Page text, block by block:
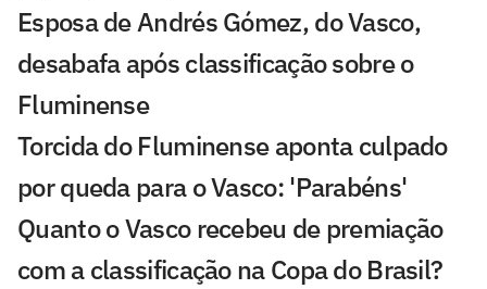
Esposa de Andrés Gómez, do Vasco,
desabafa após classificação sobre o
Fluminense
Torcida do Fluminense aponta culpado
por queda para o Vasco: 'Parabéns'
Quanto o Vasco recebeu de premiação
com a classificação na Copa do Brasil?